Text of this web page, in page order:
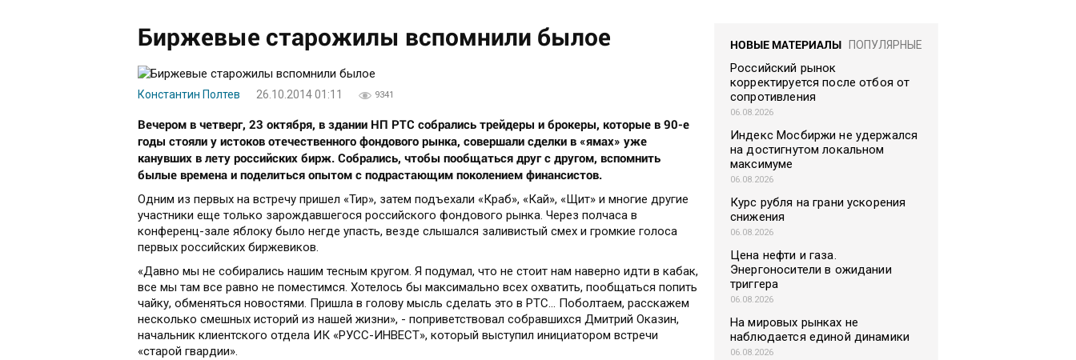
Биржевые старожилы вспомнили былое
Константин Полтев 26.10.2014 01:11 9341
Вечером в четверг, 23 октября, в здании НП РТС собрались трейдеры и брокеры, которые в 90-е
годы стояли у истоков отечественного фондового рынка, совершали сделки в «ямах» уже
канувших в лету российских бирж. Собрались, чтобы пообщаться друг с другом, вспомнить
былые времена и поделиться опытом с подрастающим поколением финансистов.
Одним из первых на встречу пришел «Тир», затем подъехали «Краб», «Кай», «Щит» и многие другие
участники еще только зарождавшегося российского фондового рынка. Через полчаса в
конференц-зале яблоку было негде упасть, везде слышался заливистый смех и громкие голоса
первых российских биржевиков.
«Давно мы не собирались нашим тесным кругом. Я подумал, что не стоит нам наверно идти в кабак,
все мы там все равно не поместимся. Хотелось бы максимально всех охватить, пообщаться попить
чайку, обменяться новостями. Пришла в голову мысль сделать это в РТС… Поболтаем, расскажем
несколько смешных историй из нашей жизни», - поприветствовал собравшихся Дмитрий Оказин,
начальник клиентского отдела ИК «РУСС-ИНВЕСТ», который выступил инициатором встречи
«старой гвардии».
НОВЫЕ МАТЕРИАЛЫ ПОПУЛЯРНЫЕ
Российский рынок
корректируется после отбоя от
сопротивления
06.08.2026
Индекс Мосбиржи не удержался
на достигнутом локальном
максимуме
06.08.2026
Курс рубля на грани ускорения
снижения
06.08.2026
Цена нефти и газа.
Энергоносители в ожидании
триггера
06.08.2026
На мировых рынках не
наблюдается единой динамики
06.08.2026